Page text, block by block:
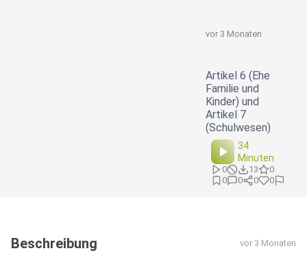
vor 3 Monaten
Artikel 6 (Ehe
Familie und
Kinder) und
Artikel 7
(Schulwesen)
34
Minuten
0 13
0
0
0 0 0
Beschreibung vor 3 Monaten